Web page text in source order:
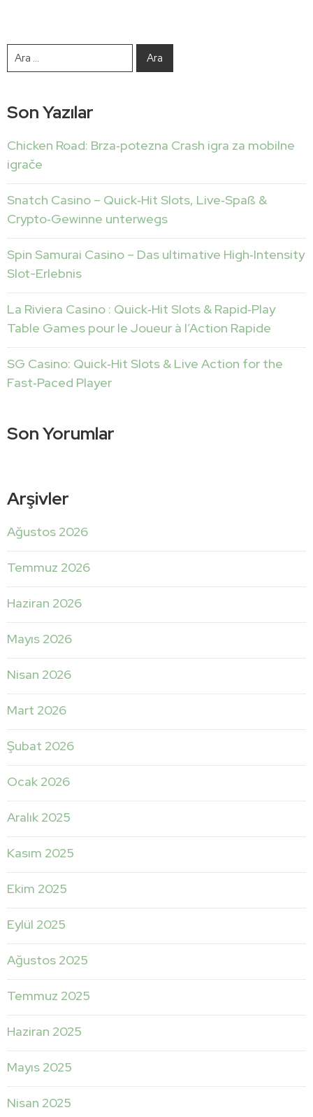
Son Yazılar
Chicken Road: Brza‑potezna Crash igra za mobilne
igrače
Snatch Casino – Quick‑Hit Slots, Live‑Spaß &
Crypto‑Gewinne unterwegs
Spin Samurai Casino – Das ultimative High‑Intensity
Slot-Erlebnis
La Riviera Casino : Quick‑Hit Slots & Rapid‑Play
Table Games pour le Joueur à l’Action Rapide
SG Casino: Quick‑Hit Slots & Live Action for the
Fast‑Paced Player
Son Yorumlar
Arşivler
Ağustos 2026
Temmuz 2026
Haziran 2026
Mayıs 2026
Nisan 2026
Mart 2026
Şubat 2026
Ocak 2026
Aralık 2025
Kasım 2025
Ekim 2025
Eylül 2025
Ağustos 2025
Temmuz 2025
Haziran 2025
Mayıs 2025
Nisan 2025